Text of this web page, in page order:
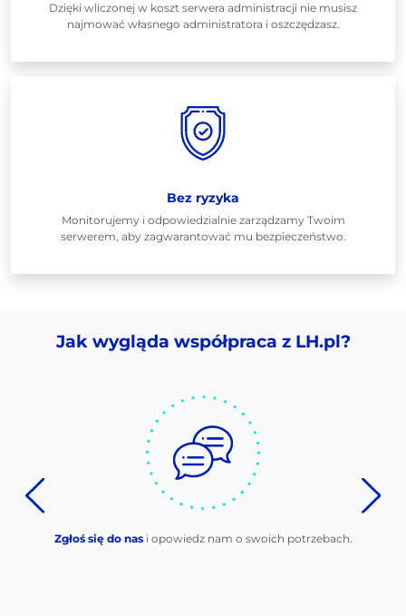
Dzięki wliczonej w koszt serwera administracji nie musisz
najmować własnego administratora i oszczędzasz.
Bez ryzyka
Monitorujemy i odpowiedzialnie zarządzamy Twoim
serwerem, aby zagwarantować mu bezpieczeństwo.
Jak wygląda współpraca z LH.pl?
Zgłoś się do nasi opowiedz nam o swoich potrzebach.